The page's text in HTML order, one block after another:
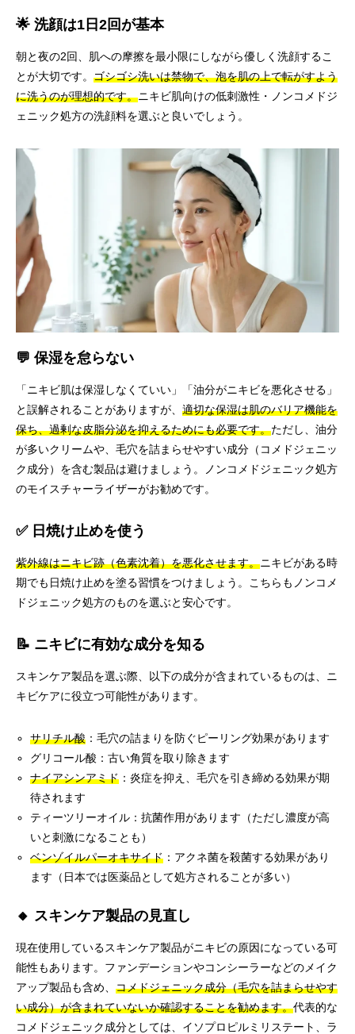
🌟 洗顔は1日2回が基本
朝と夜の2回、肌への摩擦を最小限にしながら優しく洗顔するこ
とが大切です。 ゴシゴシ洗いは禁物で、泡を肌の上で転がすよう
に洗うのが理想的です。ニキビ肌向けの低刺激性・ノンコメドジ
ェニック処方の洗顔料を選ぶと良いでしょう。
💬 保湿を怠らない
「ニキビ肌は保湿しなくていい」「油分がニキビを悪化させる」
と誤解されることがありますが、 適切な保湿は肌のバリア機能を
保ち、過剰な皮脂分泌を抑えるためにも必要です。ただし、油分
が多いクリームや、毛穴を詰まらせやすい成分（コメドジェニッ
ク成分）を含む製品は避けましょう。ノンコメドジェニック処方
のモイスチャーライザーがお勧めです。
✅ 日焼け止めを使う
紫外線はニキビ跡（色素沈着）を悪化させます。ニキビがある時
期でも日焼け止めを塗る習慣をつけましょう。こちらもノンコメ
ドジェニック処方のものを選ぶと安心です。
📝 ニキビに有効な成分を知る
スキンケア製品を選ぶ際、以下の成分が含まれているものは、ニ
キビケアに役立つ可能性があります。
サリチル酸 ：毛穴の詰まりを防ぐピーリング効果があります
グリコール酸：古い角質を取り除きます
ナイアシンアミド ：炎症を抑え、毛穴を引き締める効果が期
待されます
ティーツリーオイル：抗菌作用があります（ただし濃度が高
いと刺激になることも）
ベンゾイルパーオキサイド ：アクネ菌を殺菌する効果があり
ます（日本では医薬品として処方されることが多い）
🔸 スキンケア製品の見直し
現在使用しているスキンケア製品がニキビの原因になっている可
能性もあります。ファンデーションやコンシーラーなどのメイク
アップ製品も含め、 コメドジェニック成分（毛穴を詰まらせやす
い成分）が含まれていないか確認することを勧めます。代表的な
コメドジェニック成分としては、イソプロピルミリステート、ラ